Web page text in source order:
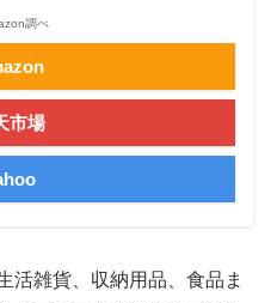
調べ
市場
雑貨、収納用品、食品ま